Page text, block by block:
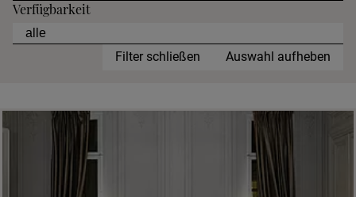
Verfügbarkeit
Filter schließen Auswahl aufheben